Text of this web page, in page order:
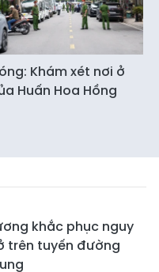
Khám xét nơi ở
Huấn Hoa Hồng
khắc phục nguy
trên tuyến đường